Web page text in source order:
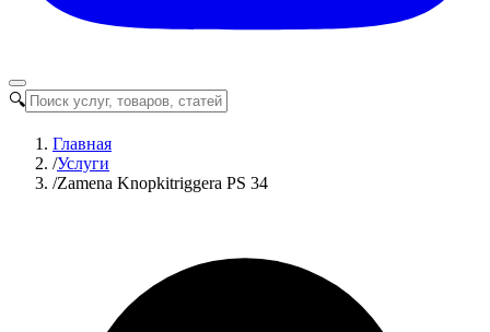
🔍
Главная
/Услуги
/Zamena Knopkitriggera PS 34